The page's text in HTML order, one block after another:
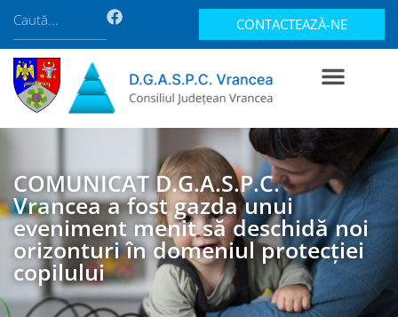
CONTACTEAZĂ-NE
COMUNICAT D.G.A.S.P.C.
Vrancea a fost gazda unui
eveniment menit să deschidă noi
orizonturi în domeniul protecției
copilului